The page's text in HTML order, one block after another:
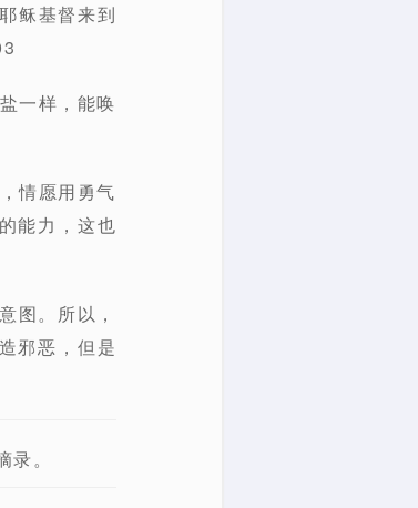
稣基督来到
一样，能唤
情愿用勇气
能力，这也
图。所以，
邪恶，但是
。